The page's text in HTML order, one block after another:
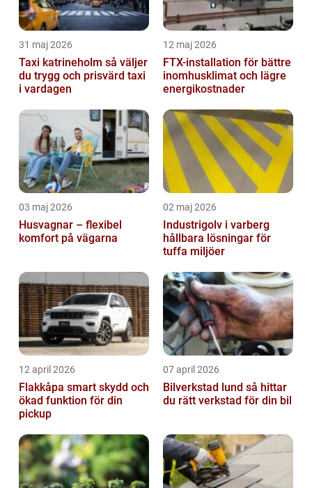
31 maj 2026
Taxi katrineholm så väljer
du trygg och prisvärd taxi
i vardagen
12 maj 2026
FTX-installation för bättre
inomhusklimat och lägre
energikostnader
03 maj 2026
Husvagnar – flexibel
komfort på vägarna
02 maj 2026
Industrigolv i varberg
hållbara lösningar för
tuffa miljöer
12 april 2026
Flakkåpa smart skydd och
ökad funktion för din
pickup
07 april 2026
Bilverkstad lund så hittar
du rätt verkstad för din bil